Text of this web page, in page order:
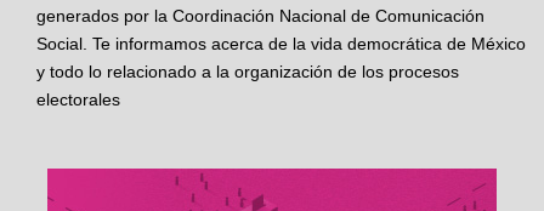
generados por la Coordinación Nacional de Comunicación
Social. Te informamos acerca de la vida democrática de México
y todo lo relacionado a la organización de los procesos
electorales